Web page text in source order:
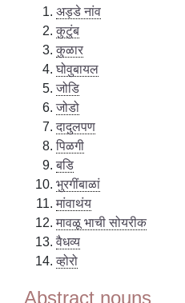
अड्डे नांव
कुटुंब
कुळार
घोवुबायल
जोडि
जोडो
दादुलपण
पिळगी
बडि
भुरगींबाळां
मांवाथंय
मावळू भाची सोयरीक
वैधव्य
व्होरो
Abstract nouns